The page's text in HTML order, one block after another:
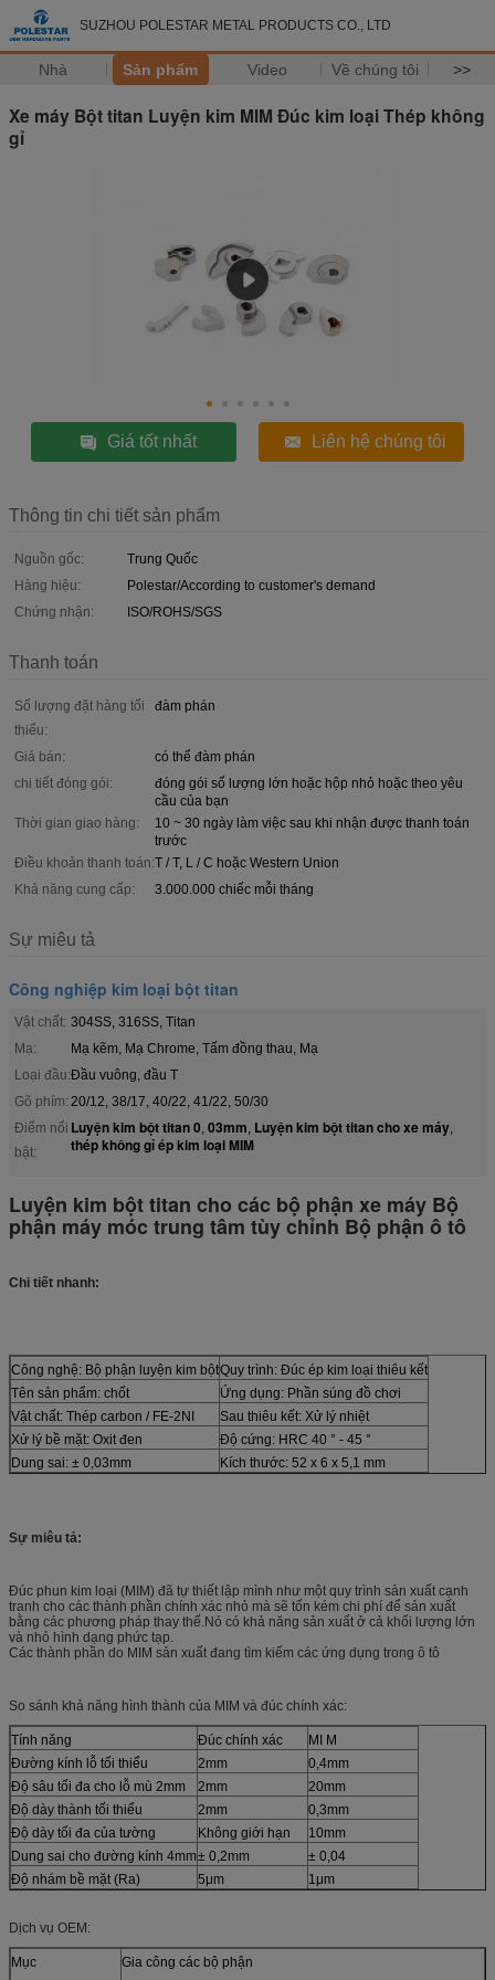
SUZHOU POLESTAR METAL PRODUCTS CO., LTD
Nhà Sản phẩm Video Về chúng tôi >>
Xe máy Bột titan Luyện kim MIM Đúc kim loại Thép không
gỉ
Giá tốt nhất Liên hệ chúng tôi
Thông tin chi tiết sản phẩm
Nguồn gốc:
Trung Quốc
Hàng hiệu:
Polestar/According to customer's demand
Chứng nhận:
ISO/ROHS/SGS
Thanh toán
Số lượng đặt hàng tối
thiểu:
đàm phán
Giá bán:
có thể đàm phán
chi tiết đóng gói:
đóng gói số lượng lớn hoặc hộp nhỏ hoặc theo yêu
cầu của bạn
Thời gian giao hàng:
10 ~ 30 ngày làm việc sau khi nhận được thanh toán
trước
Điều khoản thanh toán:T / T, L / C hoặc Western Union
Khả năng cung cấp:
3.000.000 chiếc mỗi tháng
Sự miêu tả
Công nghiệp kim loại bột titan
Vật chất: 304SS, 316SS, Titan
Mạ:
Mạ kẽm, Mạ Chrome, Tấm đồng thau, Mạ
Loại đầu:Đầu vuông, đầu T
Gõ phím: 20/12, 38/17, 40/22, 41/22, 50/30
Điểm nổi
bật:
Luyện kim bột titan 0, 03mm, Luyện kim bột titan cho xe máy,
thép không gỉ ép kim loại MIM
Luyện kim bột titan cho các bộ phận xe máy Bộ
phận máy móc trung tâm tùy chỉnh Bộ phận ô tô
Chi tiết nhanh:
Công nghệ: Bộ phận luyện kim bộtQuy trình: Đúc ép kim loại thiêu kết
Tên sản phẩm: chốt
Ứng dụng: Phần súng đồ chơi
Vật chất: Thép carbon / FE-2NI
Sau thiêu kết: Xử lý nhiệt
Xử lý bề mặt: Oxit đen
Độ cứng: HRC 40 ° - 45 °
Dung sai: ± 0,03mm
Kích thước: 52 x 6 x 5,1 mm
Sự miêu tả:
Đúc phun kim loại (MIM) đã tự thiết lập mình như một quy trình sản xuất cạnh
tranh cho các thành phần chính xác nhỏ mà sẽ tốn kém chi phí để sản xuất
bằng các phương pháp thay thế.Nó có khả năng sản xuất ở cả khối lượng lớn
và nhỏ hình dạng phức tạp.
Các thành phần do MIM sản xuất đang tìm kiếm các ứng dụng trong ô tô
So sánh khả năng hình thành của MIM và đúc chính xác:
Tính năng Đúc chính xác
MI M
Đường kính lỗ tối thiểu
2mm
0,4mm
Độ sâu tối đa cho lỗ mù 2mm
2mm
20mm
Độ dày thành tối thiểu
2mm
0,3mm
Độ dày tối đa của tường
Không giới hạn
10mm
Dung sai cho đường kính 4mm± 0,2mm
± 0,04
Độ nhám bề mặt (Ra)
5μm 1μm
Dịch vụ OEM:
Mục Gia công các bộ phận